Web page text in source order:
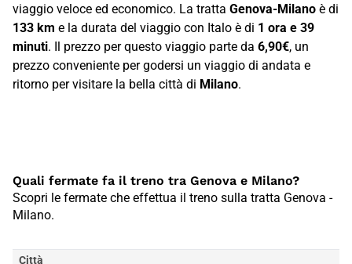
viaggio veloce ed economico. La tratta Genova-Milano è di
133 km e la durata del viaggio con Italo è di 1 ora e 39
minuti. Il prezzo per questo viaggio parte da 6,90€, un
prezzo conveniente per godersi un viaggio di andata e
ritorno per visitare la bella città di Milano.
Quali fermate fa il treno tra Genova e Milano?
Scopri le fermate che effettua il treno sulla tratta Genova -
Milano.
Città